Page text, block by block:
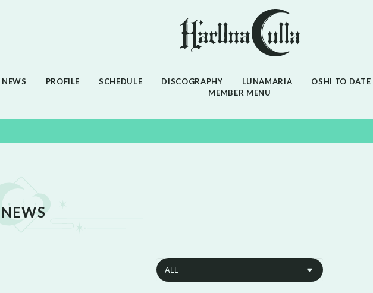
NEWS PROFILE SCHEDULE DISCOGRAPHY LUNAMARIA OSHI TO DATE
MEMBER MENU
NEWS